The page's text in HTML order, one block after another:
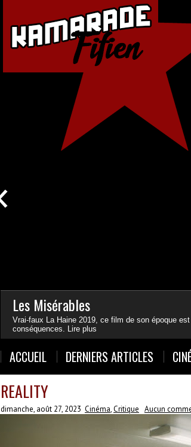
Les Misérables
Vrai-faux La Haine 2019, ce film de son époque
conséquences. Lire plus
ACCUEIL DERNIERS ARTICLES
REALITY
dimanche, août 27, 2023 Cinéma,Critique Aucun